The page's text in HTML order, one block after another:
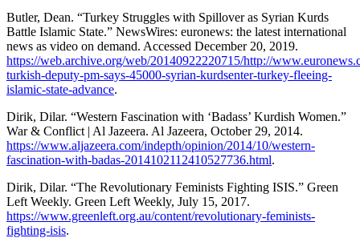
Butler, Dean. “Turkey Struggles with Spillover as Syrian Kurds
Battle Islamic State.” NewsWires: euronews: the latest international
news as video on demand. Accessed December 20, 2019.
https://web.archive.org/web/20140922220715/http://
turkish-deputy-pm-says-45000-syrian-kurdsenter-turkey-fleeing-
islamic-state-advance.
Dirik, Dilar. “Western Fascination with ‘Badass’ Kurdish Women.”
War & Conflict | Al Jazeera. Al Jazeera, October 29, 2014.
https://www.aljazeera.com/indepth/opinion/2014/10/western-
fascination-with-badas-2014102112410527736.html.
Dirik, Dilar. “The Revolutionary Feminists Fighting ISIS.” Green
Left Weekly. Green Left Weekly, July 15, 2017.
https://www.greenleft.org.au/content/revolutionary-feminists-
fighting-isis.